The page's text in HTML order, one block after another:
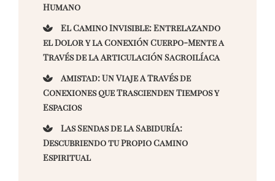
Humano
El Camino Invisible: Entrelazando
el Dolor y la Conexión Cuerpo-Mente a
Través de la Articulación Sacroilíaca
Amistad: Un Viaje A Través de
Conexiones que Trascienden Tiempos y
Espacios
Las Sendas de la Sabiduría:
Descubriendo tu Propio Camino
Espiritual